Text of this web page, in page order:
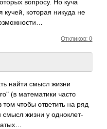
вопр­осу. Но куча
кучей, которая никуда не
Откликов: 0
найти смысл жизни
(в мате­матики часто
том чтобы отве­тить на ряд
смысл жизни у одно­клет­